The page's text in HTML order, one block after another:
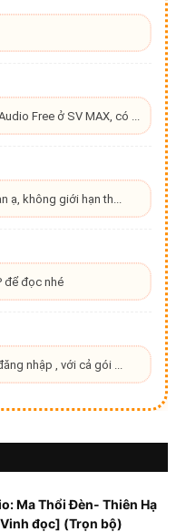
Free ở SV MAX, có ...
ạ, không giới hạn th...
để đọc nhé
nhập , với cả gói ...
Ma Thổi Đèn- Thiên Hạ
đọc] (Trọn bộ)